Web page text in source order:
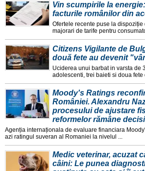
Vin scumpirile la
facturile românilor din
Ofertele recente puse la
majorari de tarife pentru
Citizens Vigilante de
două fete au devenit
Uciderea unui barbat in varsta de
adolescenti, trei baieti si doua fete
Moody's Ratings
României. Alexandru
procesului de ajustare
reformelor rămâne
Agenția internaționala de evaluare financiara
azi ratingul suveran al Romaniei la nivelul ...
Medic veterinar, acuzat
câini: Le punea